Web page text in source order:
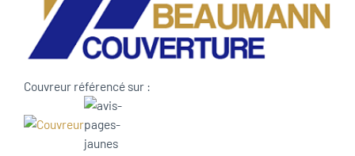
Couvreur référencé sur :